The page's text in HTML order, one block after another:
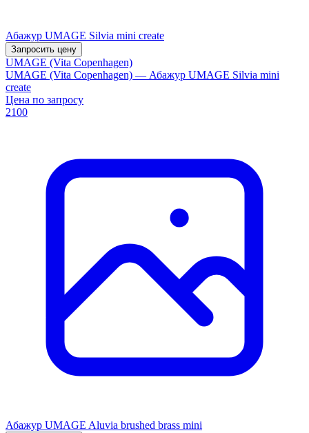
Абажур UMAGE Silvia mini create
Запросить цену
UMAGE (Vita Copenhagen)
UMAGE (Vita Copenhagen) — Абажур UMAGE Silvia mini
create
Цена по запросу
2100
Абажур UMAGE Aluvia brushed brass mini